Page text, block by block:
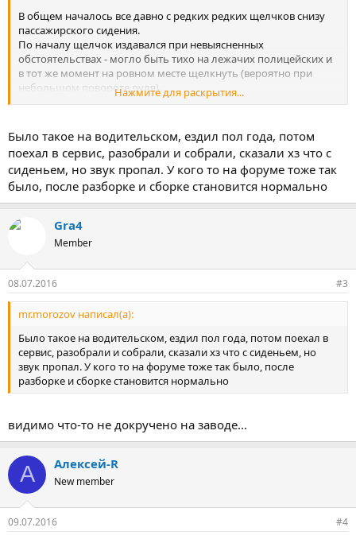
В общем началось все давно с редких редких щелчков снизу
пассажирского сидения.
По началу щелчок издавался при невыясненных
обстоятельствах - могло быть тихо на лежачих полицейских и
в тот же момент на ровном месте щелкнуть (вероятно при
небольшом повороте руля).
Сейчас (спустя время) все стало намного хуже - щелкает и на
очень сложно - нужен вес на сидении и нагрузки в
невяясненных направлениях.
Двигали сидение вперед-назад - ситуация не меняется.
Откидывали спинку туда-сюда - ситуация не меняется.
А вот при подъеме сидения вверх - кажется щелчок пропадает
(наверное опять на полгода).
Однако ездить с поднятым сидением неудобно.
Может кто сталкивался с подобным звуком?
Звук не от проводов, не звонкий, не глухой (средний), даже не
знаю как его охарактеризовать.
На попытки "поерзать на кресле в разных направлениях" не
Не знаю есть ли смысл ехать с этим в сервис - не уверен что
щелчки они вообще "услышат", а если услышат - то наверняка
"не относится к неисправности, отвалится - приезжайте".
мне посадили на термоклей, видимо сломали что-то.
Нажмите для раскрытия...
Было такое на водительском, ездил пол года, потом
поехал в сервис, разобрали и собрали, сказали хз что с
сиденьем, но звук пропал. У кого то на форуме тоже так
было, после разборке и сборке становится нормально
Gra4
Member
08.07.2016 #3
mr.morozov написал(а):
Было такое на водительском, ездил пол года, потом поехал в
сервис, разобрали и собрали, сказали хз что с сиденьем, но
звук пропал. У кого то на форуме тоже так было, после
разборке и сборке становится нормально
видимо что-то не докручено на заводе...
А Алексей-R
New member
09.07.2016 #4